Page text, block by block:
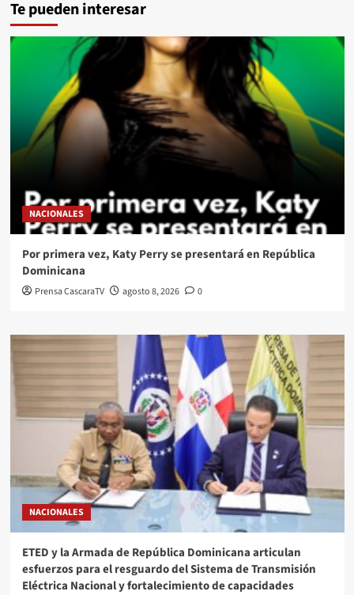
Te pueden interesar
NACIONALES
Por primera vez, Katy Perry se presentará en República
Dominicana
Prensa CascaraTV agosto 8, 2026 0
NACIONALES
ETED y la Armada de República Dominicana articulan
esfuerzos para el resguardo del Sistema de Transmisión
Eléctrica Nacional y fortalecimiento de capacidades